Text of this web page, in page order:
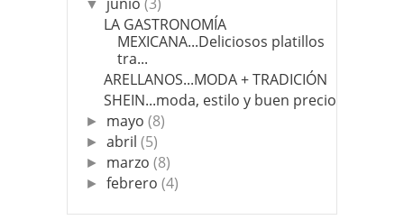
▼
LA GASTRONOMÍA
MEXICANA...Deliciosos platillos
tra...
ARELLANOS...MODA + TRADICIÓN
SHEIN...moda, estilo y buen precio
► mayo(8)
►abril(5)
► marzo(8)
►febrero(4)